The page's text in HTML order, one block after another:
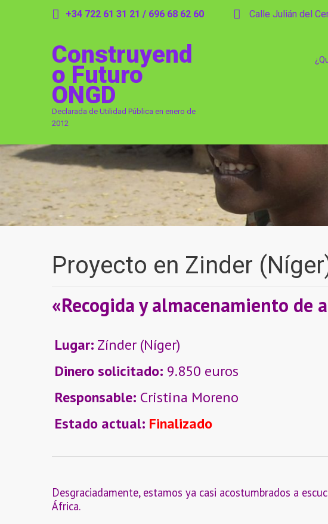
+34 722 61 31 21 / 696 68 62 60 Calle Julián del
Construyend
o Futuro
ONGD
Declarada de Utilidad Pública en enero de
2012
Proyecto en Zinder
«Recogida y almacenamiento
Lugar: Zínder (Níger)
Dinero solicitado: 9.850 euros
Responsable: Cristina Moreno
Estado actual: Finalizado
Desgraciadamente, estamos ya casi acostumbrados a
África.